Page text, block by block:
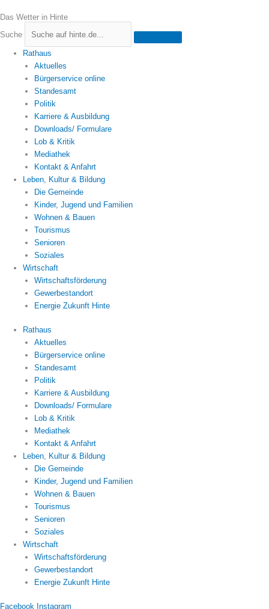
Inhalt
springen
Das Wetter in Hinte
Suche
Rathaus
Aktuelles
Bürgerservice online
Standesamt
Politik
Karriere & Ausbildung
Downloads/ Formulare
Lob & Kritik
Mediathek
Kontakt & Anfahrt
Leben, Kultur & Bildung
Die Gemeinde
Kinder, Jugend und Familien
Wohnen & Bauen
Tourismus
Senioren
Soziales
Wirtschaft
Wirtschaftsförderung
Gewerbestandort
Energie Zukunft Hinte
Rathaus
Aktuelles
Bürgerservice online
Standesamt
Politik
Karriere & Ausbildung
Downloads/ Formulare
Lob & Kritik
Mediathek
Kontakt & Anfahrt
Leben, Kultur & Bildung
Die Gemeinde
Kinder, Jugend und Familien
Wohnen & Bauen
Tourismus
Senioren
Soziales
Wirtschaft
Wirtschaftsförderung
Gewerbestandort
Energie Zukunft Hinte
Facebook Instagram